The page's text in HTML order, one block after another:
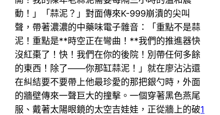
動！」「蒜泥？」對面傳來K-999崩潰的尖叫
聲，帶著濃濃的中藥味電子雜音：「重點不是蒜
泥！重點是**時空正在彎曲！**我們的推進器快
沒紅棗了！快！我們在你的後院！別帶任何多餘
的東西！除了——你那缸蒜泥！」就在廖沾沾還
在糾結要不要帶上他最珍愛的那把銀勺時，外面
的牆壁傳來一聲巨大的撞擊。一個穿著黑色燕尾
服、戴著太陽眼鏡的太空吉娃娃，正從牆上的破1